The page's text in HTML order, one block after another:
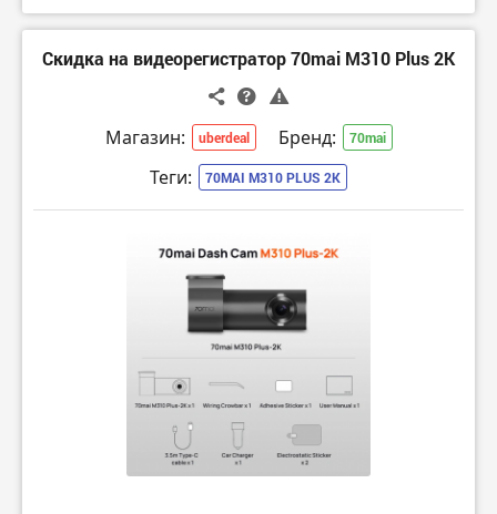
Скидка на видеорегистратор 70mai M310 Plus 2K
Магазин: uberdeal Бренд: 70mai
Теги: 70MAI M310 PLUS 2K